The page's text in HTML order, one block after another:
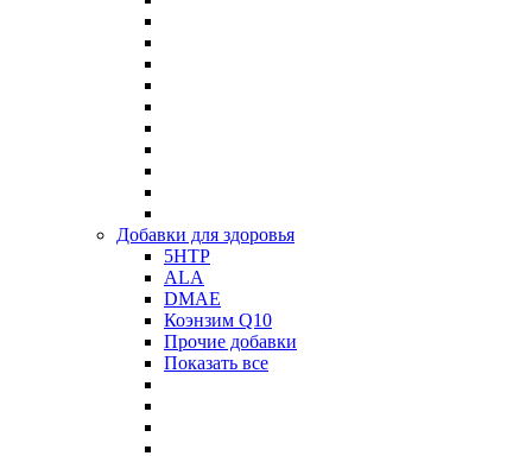
Добавки для здоровья
5HTP
ALA
DMAE
Коэнзим Q10
Прочие добавки
Показать все